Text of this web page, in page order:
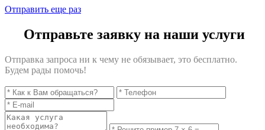
Отправить еще раз
Отправьте заявку на наши услуги
Отправка запроса ни к чему не обязывает, это бесплатно.
Будем рады помочь!